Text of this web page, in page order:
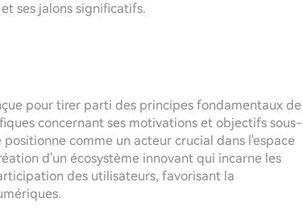
ses jalons significatifs.
pour tirer parti des principes fondamentaux de
concernant ses motivations et objectifs sous-
comme un acteur crucial dans l'espace
d'un écosystème innovant qui incarne les
des utilisateurs, favorisant la